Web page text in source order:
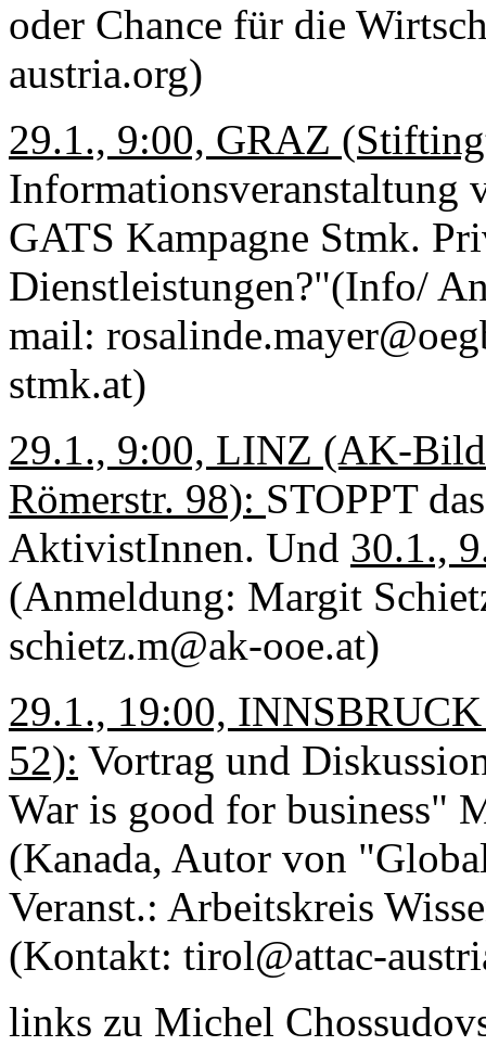
oder Chance für die
austria.org)
29.1., 9:00, GRAZ
Informationsveranstaltung
GATS Kampagne Stmk.
Dienstleistungen?"(Info/
mail:
stmk.at)
29.1., 9:00, LINZ (AK-
Römerstr. 98): STOPPT
AktivistInnen. Und 30.1.,
(Anmeldung: Margit
schietz.m@ak-ooe.at)
29.1., 19:00,
52): Vortrag und
War is good for business"
(Kanada, Autor von
Veranst.: Arbeitskreis
(Kontakt: tirol@attac-
links zu Michel